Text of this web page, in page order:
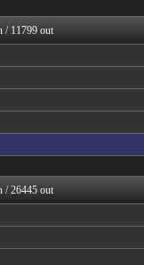
ージアム
スnwk
ゃんねる｜２ちゃ...
/ 11799 out
/ 26445 out